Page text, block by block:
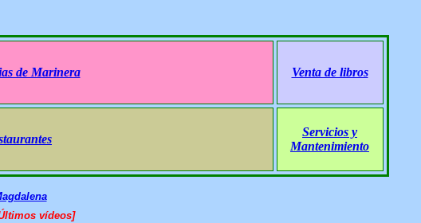
de Marinera Venta de libros
Servicios y
Mantenimiento
vídeos]